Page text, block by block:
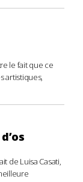
le fait que ce
artistiques,
de Luisa Casati,